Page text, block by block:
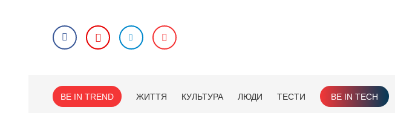
BE IN TREND ЖИТТЯ КУЛЬТУРА ЛЮДИ ТЕСТИ BE IN TECH